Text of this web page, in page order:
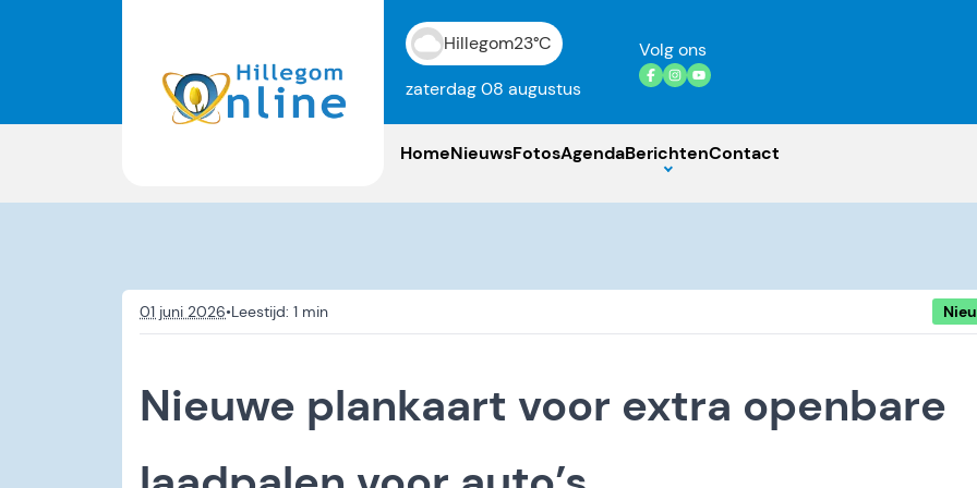
Hillegom23°C
zaterdag 08 augustus
Volg ons
HomeNieuwsFotosAgendaBerichtenContact
01 juni 2026•
Nieuwe plankaart voor extra openbare